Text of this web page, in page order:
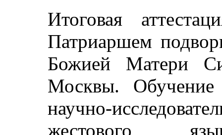
Итоговая
Патриаршем
Божией Матери
Москвы. Обучение
научно-
жестового